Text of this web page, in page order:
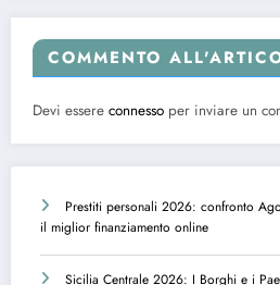
COMMENTO
Devi essere connesso per inviare un
Prestiti personali 2026: confronto
il miglior finanziamento online
Sicilia Centrale 2026: I Borghi e i